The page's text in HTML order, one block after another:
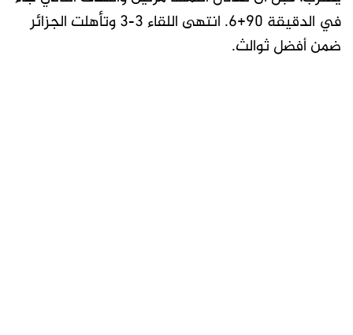
في الدقيقة 90+6. انتهى اللقاء 3-3 وتأهلت الجزائر
ضمن أفضل ثوالث.